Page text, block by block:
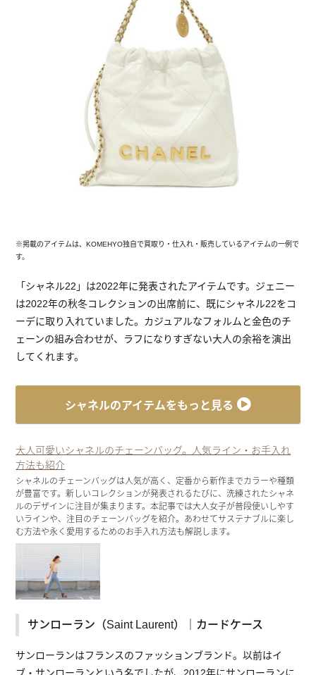
※掲載のアイテムは、KOMEHYO独自で買取り・仕入れ・販売しているアイテムの一例で
す。
「シャネル22」は2022年に発表されたアイテムです。ジェニー
は2022年の秋冬コレクションの出席前に、既にシャネル22をコ
ーデに取り入れていました。カジュアルなフォルムと金色のチ
ェーンの組み合わせが、ラフになりすぎない大人の余裕を演出
してくれます。
シャネルのアイテムをもっと見る
大人可愛いシャネルのチェーンバッグ。人気ライン・お手入れ
方法も紹介
シャネルのチェーンバッグは人気が高く、定番から新作までカラーや種類
が豊富です。新しいコレクションが発表されるたびに、洗練されたシャネ
ルのデザインに注目が集まります。本記事では大人女子が普段使いしやす
いラインや、注目のチェーンバッグを紹介。あわせてサステナブルに楽し
む方法や永く愛用するためのお手入れ方法も解説します。
サンローラン（Saint Laurent）｜カードケース
サンローランはフランスのファッションブランド。以前はイ